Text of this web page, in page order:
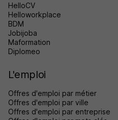
HelloCV
Helloworkplace
BDM
Jobijoba
Maformation
Diplomeo
L'emploi
Offres d'emploi par métier
Offres d'emploi par ville
Offres d'emploi par entreprise